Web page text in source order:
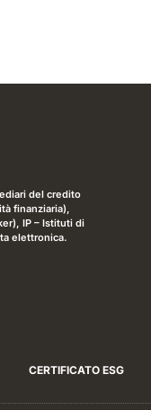
del credito
finanziaria),
IP – Istituti di
elettronica.
CERTIFICATO ESG